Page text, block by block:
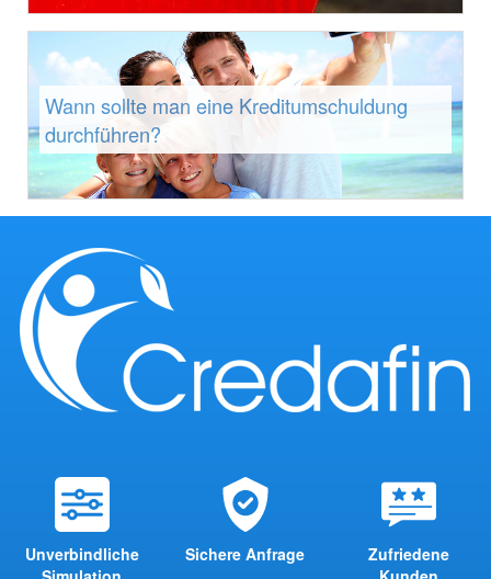
Wann sollte man eine Kreditumschuldung
durchführen?
Unverbindliche
Sichere Anfrage
Zufriedene